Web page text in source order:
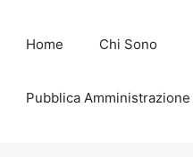
Home Chi Sono
Pubblica Amministrazione